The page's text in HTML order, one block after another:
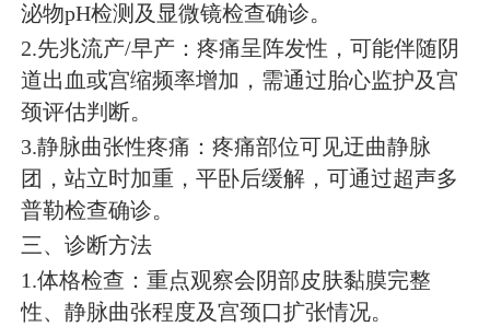
泌物pH检测及显微镜检查确诊。
2.先兆流产/早产：疼痛呈阵发性，可能伴随阴
道出血或宫缩频率增加，需通过胎心监护及宫
颈评估判断。
3.静脉曲张性疼痛：疼痛部位可见迂曲静脉
团，站立时加重，平卧后缓解，可通过超声多
普勒检查确诊。
三、诊断方法
1.体格检查：重点观察会阴部皮肤黏膜完整
性、静脉曲张程度及宫颈口扩张情况。